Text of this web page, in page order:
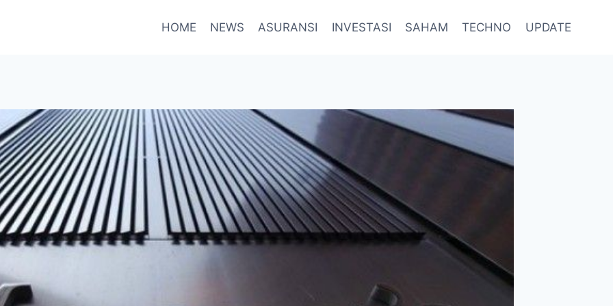
HOME NEWS ASURANSI INVESTASI SAHAM TECHNO UPDATE